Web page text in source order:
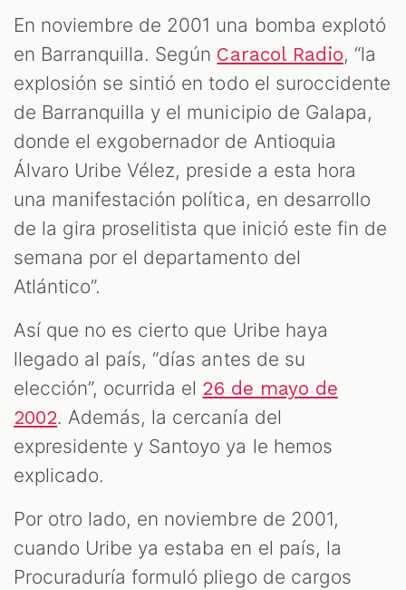
En noviembre de 2001 una bomba explotó
en Barranquilla. Según Caracol Radio, “la
explosión se sintió en todo el suroccidente
de Barranquilla y el municipio de Galapa,
donde el exgobernador de Antioquia
Álvaro Uribe Vélez, preside a esta hora
una manifestación política, en desarrollo
de la gira proselitista que inició este fin de
semana por el departamento del
Atlántico”.
Así que no es cierto que Uribe haya
llegado al país, “días antes de su
elección”, ocurrida el 26 de mayo de
2002. Además, la cercanía del
expresidente y Santoyo ya le hemos
explicado.
Por otro lado, en noviembre de 2001,
cuando Uribe ya estaba en el país, la
Procuraduría formuló pliego de cargos